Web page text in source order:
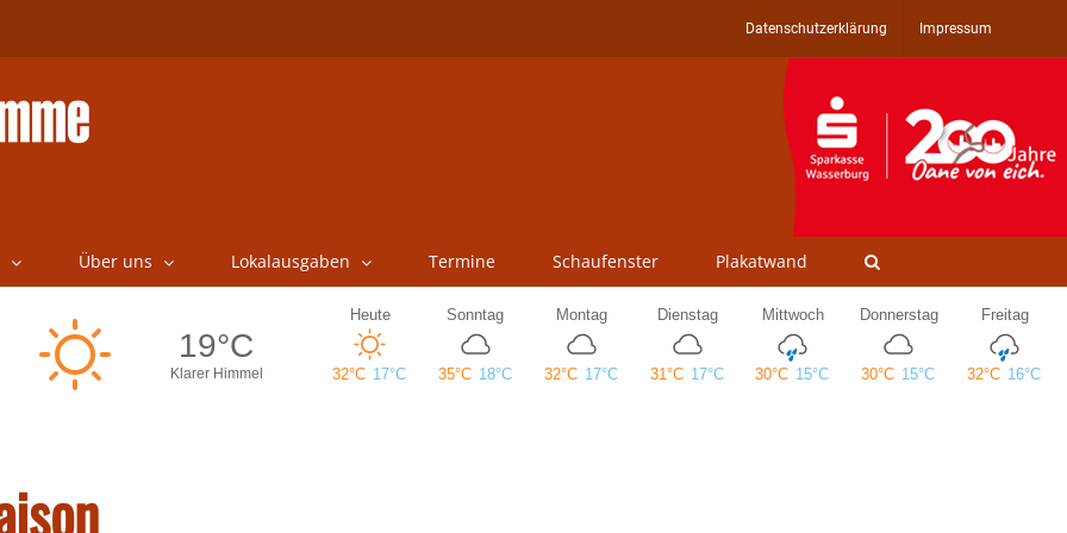
Datenschutzerklärung Impressum
Über uns Lokalausgaben Termine Schaufenster Plakatwand